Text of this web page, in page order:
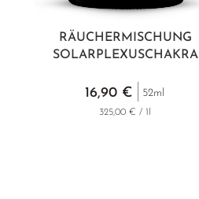
RÄUCHERMISCHUNG
SOLARPLEXUSCHAKRA
16,90 € 52ml
325,00 € / 1l